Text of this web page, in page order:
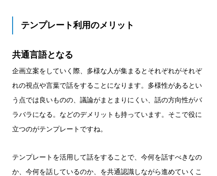
テンプレート利用のメリット
共通言語となる
企画立案をしていく際、多様な人が集まるとそれぞれがそれぞ
れの視点や言葉で話をすることになります。多様性があるとい
う点では良いものの、議論がまとまりにくい、話の方向性がバ
ラバラになる。などのデメリットも持っています。そこで役に
立つのがテンプレートですね。
テンプレートを活用して話をすることで、今何を話すべきなの
か、今何を話しているのか、を共通認識しながら進めていくこ